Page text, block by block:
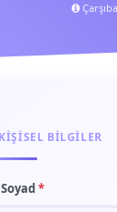
BILGILER
*